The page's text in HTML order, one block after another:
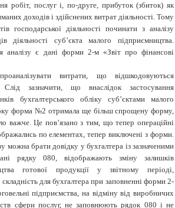
робіт, послуг і, по-друге, прибуток (збиток) як
доходів і здійснених витрат діяльності. Тому
господарської діяльності починати з аналізу
діяльності суб’єкта малого підприємництва.
аналізу є дані форми 2-м «Звіт про фінансові
витрати, що відшкодовуються
зазначити, що внаслідок застосування
бухгалтерського обліку суб’єктами малого
форма №2 отримала ще більш спрощену форму,
важче. Це пов’язано з тим, що тепер операційні
по елементах, тепер виключені з форми.
можна брати довідку у бухгалтера із зазначеними
рядку 080, відображають зміну залишків
готової продукції у звітному періоді,
для бухгалтера при заповненні форми 2-
підприємства, на відміну від виробничих
сфери послуг, не заповнюють рядок 080 і не